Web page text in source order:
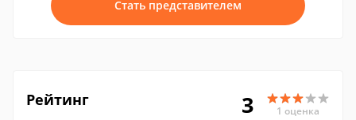
Стать представителем
Рейтинг 3 1 оценка